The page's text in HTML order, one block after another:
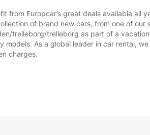
from Europcar’s great deals available
of brand new cars, from one of
trelleborg/trelleborg as part of a
models. As a global leader in car rental,
charges.